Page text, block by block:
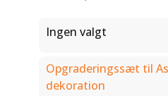
Ingen valgt
Opgraderingssæt til
dekoration